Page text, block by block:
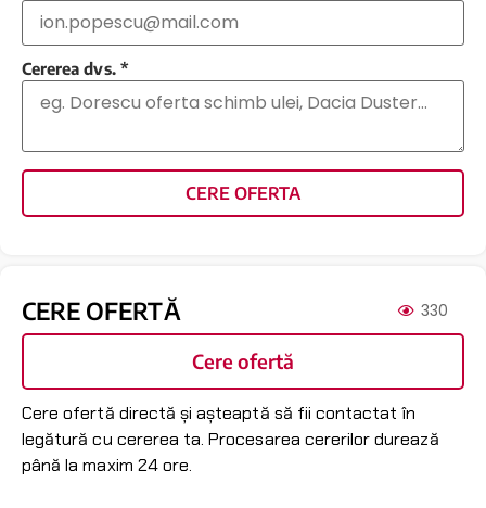
Cererea dvs. *
CERE OFERTA
CERE OFERTĂ 330
Cere ofertă
Cere ofertă directă și așteaptă să fii contactat în
legătură cu cererea ta. Procesarea cererilor durează
până la maxim 24 ore.